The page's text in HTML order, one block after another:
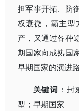
担军事开拓、防
权衰微，霸主型
产，又通过各种
期国家向成熟国
早期国家的演进
关键词： 封
型；早期国家